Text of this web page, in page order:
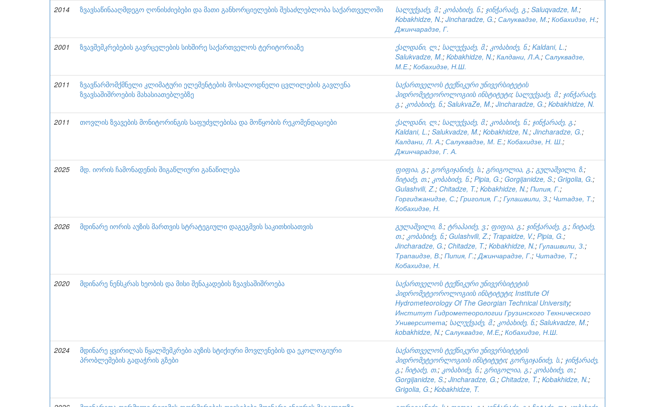
2014
ზვავსაწინააღმდეგო ღონისძიებები და მათი განხორციელების შესაძლებლობა საქართველოში სალუქვაძე, მ.; კობახიძე, ნ.; ჯინჭარაძე, გ.; Saluqvadze, M.;
Kobakhidze, N.; Jincharadze, G.; Салуквадзе, М.; Кобахидзе, Н.;
Джинчарадзе, Г.
2001
ზვავშემკრებების გავრცელების სიხშირე საქართველოს ტერიტორიაზე ქალდანი, ლ.; სალუქვაძე, მ.; კობახიძე, ნ.; Kaldani, L.;
Salukvadze, M.; Kobakhidze, N.; Калдани, Л.А.; Салуквадзе,
М.Е.; Кобахидзе, Н.Ш.
2011
ზვავწარმომქმნელი კლიმატური ელემენტების მოსალოდნელი ცვლილების გავლენა
ზვავსაშიშროების მახასიათებლებზე
საქართველოს ტექნიკური უნივერსიტეტის
ჰიდრომეტეოროლოგიის ინსტიტუტი; სალუქვაძე, მ.; ჯინჭარაძე,
გ.; კობახიძე, ნ.; SalukvaZe, M.; Jincharadze, G.; Kobakhidze, N.
2011
თოვლის ზვავების მონიტორინგის საფუძვლებისა და მოწყობის რეკომენდაციები ქალდანი, ლ.; სალუქვაძე, მ.; კობახიძე, ნ.; ჯინჭარაძე, გ.;
Kaldani, L.; Salukvadze, M.; Kobakhidze, N.; Jincharadze, G.;
Калдани, Л. А.; Салуквадзе, М. Е.; Кобахидзе, Н. Ш.;
Джинчарадзе, Г. А.
2025
მდ. იორის ჩამონადენის შიგაწლიური განაწილება ფიფია, გ.; გორგიჯანიძე, ს.; გრიგოლია, გ.; გულაშვილი, ზ.;
ჩიტაძე, თ.; კობახიძე, ნ.; Pipia, G.; Gorgijanidze, S.; Grigolia, G.;
Gulashvili, Z.; Chitadze, T.; Kobakhidze, N.; Пипия, Г.;
Горгиджанидзе, С.; Григолия, Г.; Гулашвили, З.; Читадзе, Т.;
Кобахидзе, Н.
2026
მდინარე იორის აუზის მართვის სტრატეგიული დაგეგმვის საკითხისათვის გულაშვილი, ზ.; ტრაპაიძე, ვ.; ფიფია, გ.; ჯინჭარაძე, გ.; ჩიტაძე,
თ.; კობახიძე, ნ.; Gulashvili, Z.; Trapaidze, V.; Pipia, G.;
Jincharadze, G.; Chitadze, T.; Kobakhidze, N.; Гулашвили, З.;
Трапаидзе, В.; Пипия, Г.;Джинчарадзе, Г.; Читадзе, Т.;
Кобахидзе, Н.
2020
მდინარე ნენსკრას ხეობის და მისი შენაკადების ზვავსაშიშროება
საქართველოს ტექნიკური უნივერსიტეტის
ჰიდრომეტეოროლოგიის ინსტიტუტი; Institute Of
Hydrometeorology Of The Georgian Technical University;
Институт Гидрометеорологии Грузинского Технического
Университета; სალუქვაძე, მ.; კობახიძე, ნ.; Salukvadze, M.;
kobakhidze, N.; Салуквадзе, М.Е,; Кобахидзе, Н.Ш.
2024
მდინარე ყვირილას წყალშემკრები აუზის სტიქიური მოვლენების და ეკოლოგიური
პრობლემების გადაჭრის გზები
საქართველოს ტექნიკური უნივერსიტეტის
ჰიდრომეტეორლოგიის ინსტიტუტი; გორგიჯანიძე, ს.; ჯინჭარაძე,
გ.; ჩიტაძე, თ.; კობახიძე, ნ.; გრიგოლია, გ.; კობახიძე, თ.;
Gorgijanidze, S.; Jincharadze, G.; Chitadze, T.; Kobakhidze, N.;
Grigolia, G.; Kobakhidze, T.